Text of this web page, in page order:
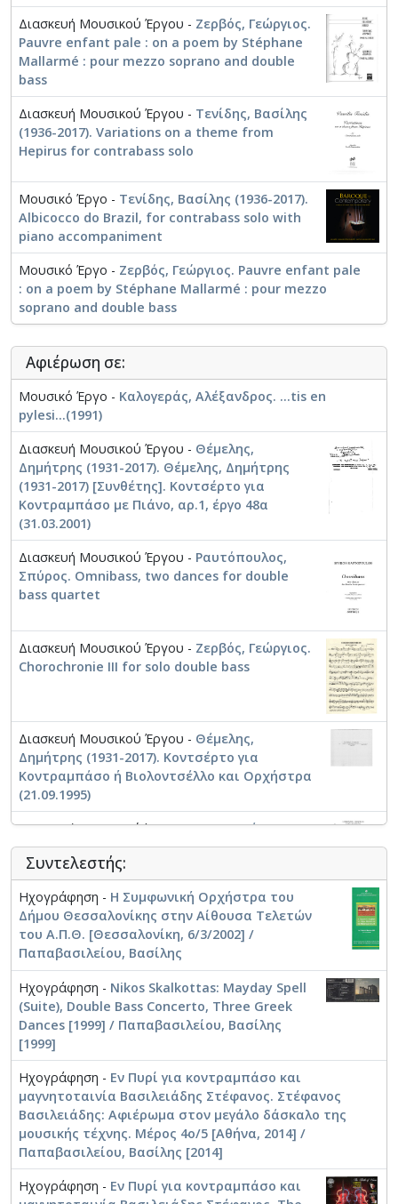
Διασκευή Μουσικού Έργου - Ζερβός, Γεώργιος.
Pauvre enfant pale : on a poem by Stéphane
Mallarmé : pour mezzo soprano and double
bass
Διασκευή Μουσικού Έργου - Τενίδης, Βασίλης
(1936-2017). Variations on a theme from
Hepirus for contrabass solo
Μουσικό Έργο - Τενίδης, Βασίλης (1936-2017).
Albicocco do Brazil, for contrabass solo with
piano accompaniment
Μουσικό Έργο - Ζερβός, Γεώργιος. Pauvre enfant pale
: on a poem by Stéphane Mallarmé : pour mezzo
soprano and double bass
Αφιέρωση σε:
Μουσικό Έργο - Καλογεράς, Αλέξανδρος. ...tis en
pylesi...(1991)
Διασκευή Μουσικού Έργου - Θέμελης,
Δημήτρης (1931-2017). Θέμελης, Δημήτρης
(1931-2017) [Συνθέτης]. Κοντσέρτο για
Κοντραμπάσο με Πιάνο, αρ.1, έργο 48α
(31.03.2001)
Διασκευή Μουσικού Έργου - Ραυτόπουλος,
Σπύρος. Omnibass, two dances for double
bass quartet
Διασκευή Μουσικού Έργου - Ζερβός, Γεώργιος.
Chorochronie III for solo double bass
Διασκευή Μουσικού Έργου - Θέμελης,
Δημήτρης (1931-2017). Κοντσέρτο για
Κοντραμπάσο ή Βιολοντσέλλο και Ορχήστρα
(21.09.1995)
Διασκευή Μουσικού Έργου -Κουμεντάκης,
Γεώργιος. Μεσόγειος Έρημος για πιάνο και
κοντραμπάσο: Κορμοράνος - Μύγα - Σφυρίδα
Μουσικό Έργο -Ραυτόπουλος, Σπύρος. Omnibass, two
dances for double bass quartet
Μουσικό Έργο -Ζερβός, Γεώργιος. Chorochronie III for
solo double bass
Μουσικό Έργο -
Κουμεντάκης, Γεώργιος. Μεσόγειος
Έρημος: για πιάνο και κοντραμπάσο
Μουσικό Έργο -
Θέμελης, Δημήτρης (1931-
2017). Κοντσέρτο για Κοντραμπάσο ή
Βιολοντσέλλο και Ορχήστρα (21.09.1995)
Μουσικό Έργο - Σαμαράς, Χρήστος. Egomium III for
solo contrabass
Συντελεστής:
Ηχογράφηση - Η Συμφωνική Ορχήστρα του
Δήμου Θεσσαλονίκης στην Αίθουσα Τελετών
του Α.Π.Θ. [Θεσσαλονίκη, 6/3/2002] /
Παπαβασιλείου, Βασίλης
Ηχογράφηση - Nikos Skalkottas: Mayday Spell
(Suite), Double Bass Concerto, Three Greek
Dances [1999] / Παπαβασιλείου, Βασίλης
[1999]
Ηχογράφηση - Εν Πυρί για κοντραμπάσο και
μαγνητοταινία Βασιλειάδης Στέφανος. Στέφανος
Βασιλειάδης: Αφιέρωμα στον μεγάλο δάσκαλο της
μουσικής τέχνης. Μέρος 4ο/5 [Αθήνα, 2014] /
Παπαβασιλείου, Βασίλης [2014]
Ηχογράφηση - Εν Πυρί για κοντραμπάσο και